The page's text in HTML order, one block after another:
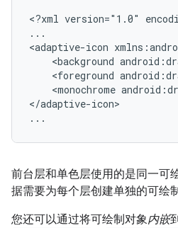
<?xml version="1.0"
...
<adaptive-icon
<background
<foreground
<monochrome
</adaptive-icon>
...
前台层和单色层使用的是同一可
据需要为每个层创建单独的可绘
您还可以通过将可绘制对象内嵌